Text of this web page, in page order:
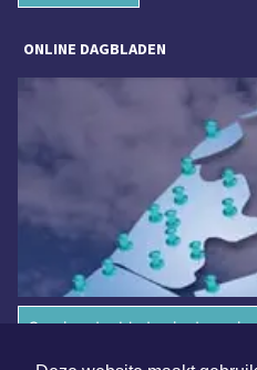
ONLINE DAGBLADEN
Overige dagbladen in de regio